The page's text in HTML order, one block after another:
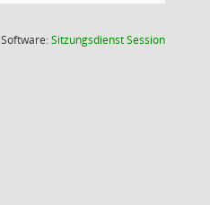
Software:SitzungsdienstSession(Wird in